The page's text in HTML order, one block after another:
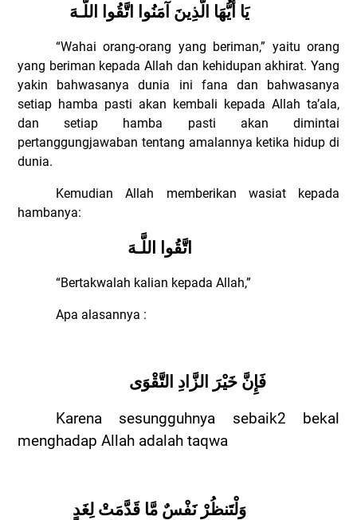
يَا أَيُّهَا الَّذِينَ آمَنُوا اتَّقُوا اللَّـهَ
“Wahai orang-orang yang beriman,” yaitu orang
yang beriman kepada Allah dan kehidupan akhirat. Yang
yakin bahwasanya dunia ini fana dan bahwasanya
setiap hamba pasti akan kembali kepada Allah ta’ala,
dan setiap hamba pasti akan dimintai
pertanggungjawaban tentang amalannya ketika hidup di
dunia.
Kemudian Allah memberikan wasiat kepada
hambanya:
اتَّقُوا اللَّـهَ
“Bertakwalah kalian kepada Allah,”
Apa alasannya :
فَإِنَّ خَيْرَ الزَّادِ التَّقْوَى
Karena sesungguhnya sebaik2 bekal
menghadap Allah adalah taqwa
وَلْتَنظُرْ نَفْسٌ مَّا قَدَّمَتْ لِغَدٍ